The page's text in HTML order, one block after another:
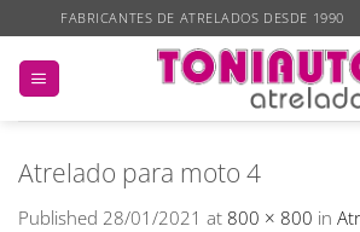
to
content
FABRICANTES DE ATRELADOS DESDE 1990
Atrelado para moto 4
Published 28/01/2021 at 800 × 800 in